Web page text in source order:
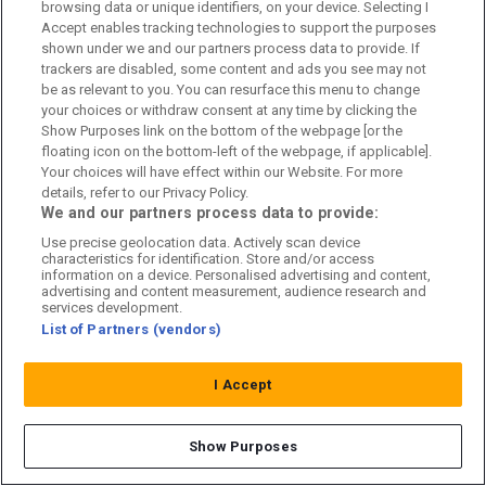
c/o Better Collective
Norrlandsgatan 11
111 43 Stockholm
Länkar
Om oss
Kontakta oss
Kundtjänst
Sponsor: Rekatochklart
Annonsera på Fotbolldirekt
Redaktionell policy
Personuppgiftspolicy
browsing data or unique identifiers, on your device. Selecting I
Accept enables tracking technologies to support the purposes
shown under we and our partners process data to provide. If
trackers are disabled, some content and ads you see may not
be as relevant to you. You can resurface this menu to change
your choices or withdraw consent at any time by clicking the
Show Purposes link on the bottom of the webpage [or the
floating icon on the bottom-left of the webpage, if applicable].
Your choices will have effect within our Website. For more
details, refer to our Privacy Policy.
We and our partners process data to provide:
Use precise geolocation data. Actively scan device
characteristics for identification. Store and/or access
information on a device. Personalised advertising and content,
advertising and content measurement, audience research and
services development.
List of Partners (vendors)
I Accept
Show Purposes